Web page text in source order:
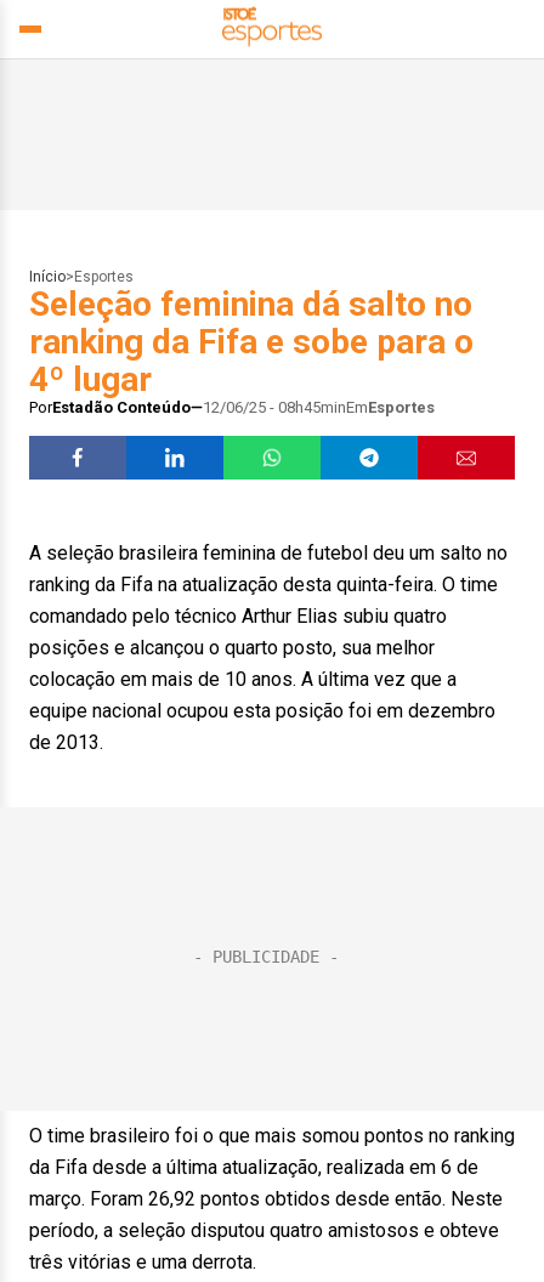
Início> Esportes
Seleção feminina dá salto no
ranking da Fifa e sobe para o
4º lugar
PorEstadão Conteúdo 12/06/25 - 08h45minEmEsportes
A seleção brasileira feminina de futebol deu um salto no
ranking da Fifa na atualização desta quinta-feira. O time
comandado pelo técnico Arthur Elias subiu quatro
posições e alcançou o quarto posto, sua melhor
colocação em mais de 10 anos. A última vez que a
equipe nacional ocupou esta posição foi em dezembro
de 2013.
O time brasileiro foi o que mais somou pontos no ranking
da Fifa desde a última atualização, realizada em 6 de
março. Foram 26,92 pontos obtidos desde então. Neste
período, a seleção disputou quatro amistosos e obteve
três vitórias e uma derrota.